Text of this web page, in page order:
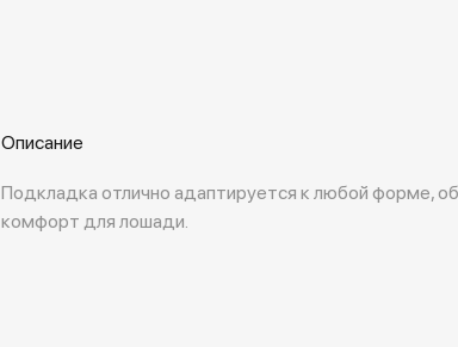
Описание
Подкладка отлично адаптируется к любой форме,
комфорт для лошади.